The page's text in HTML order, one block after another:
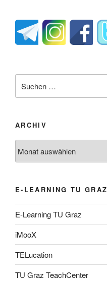
nach:
ARCHIV
E-LEARNING TU GRAZ
E-Learning TU Graz
iMooX
TELucation
TU Graz TeachCenter